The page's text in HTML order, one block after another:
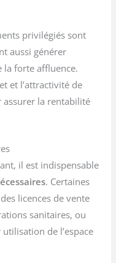
privilégiés sont
aussi générer
la forte affluence.
et l’attractivité de
assurer la rentabilité
il est indispensable
. Certaines
licences de vente
sanitaires, ou
de l’espace